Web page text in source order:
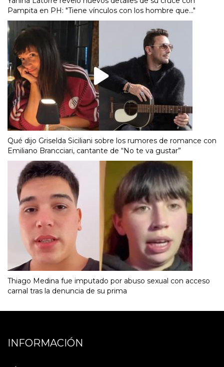
Pampita en PH: "Tiene vínculos con los hombre que..."
Qué dijo Griselda Siciliani sobre los rumores de romance con
Emiliano Brancciari, cantante de “No te va gustar”
Thiago Medina fue imputado por abuso sexual con acceso
carnal tras la denuncia de su prima
INFORMACIÓN